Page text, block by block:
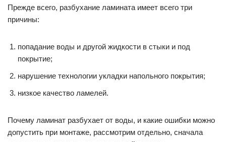
Прежде всего, разбухание ламината имеет всего три
причины:
попадание воды и другой жидкости в стыки и под
покрытие;
нарушение технологии укладки напольного покрытия;
низкое качество ламелей.
Почему ламинат разбухает от воды, и какие ошибки можно
допустить при монтаже, рассмотрим отдельно, сначала